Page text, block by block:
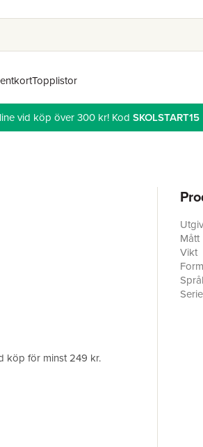
Topplistor
vid köp över 300 kr! Kod SKOLSTART15
köp för minst 249 kr.
Mått
Vikt
Serie